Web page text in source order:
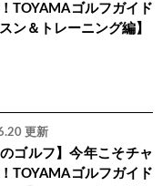
TOYAMAゴルフガイド
スン＆トレーニング編】
更新
のゴルフ】今年こそチャ
TOYAMAゴルフガイド